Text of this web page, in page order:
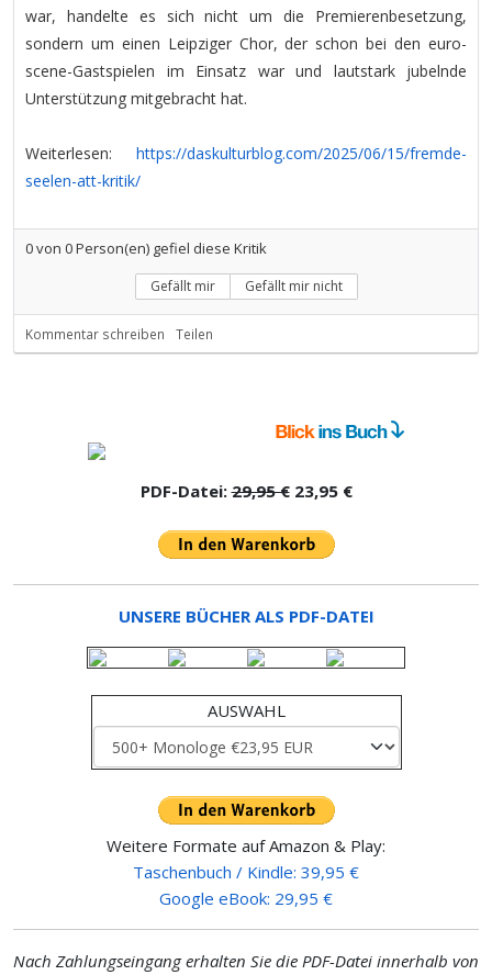
war, handelte es sich nicht um die Premierenbesetzung,
sondern um einen Leipziger Chor, der schon bei den euro-
scene-Gastspielen im Einsatz war und lautstark jubelnde
Unterstützung mitgebracht hat.
Weiterlesen: https://daskulturblog.com/2025/06/15/fremde-
seelen-att-kritik/
0von 0Person(en) gefiel diese Kritik
Gefällt mir Gefällt mir nicht
Kommentar schreiben Teilen
PDF-Datei:29,95 €23,95 €
UNSERE BÜCHER ALS PDF-DATEI
AUSWAHL
Weitere Formate auf Amazon & Play:
Taschenbuch / Kindle: 39,95 €
Google eBook: 29,95 €
Nach Zahlungseingang erhalten Sie die PDF-Datei innerhalb von